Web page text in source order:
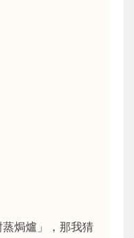
焗爐」，那我猜